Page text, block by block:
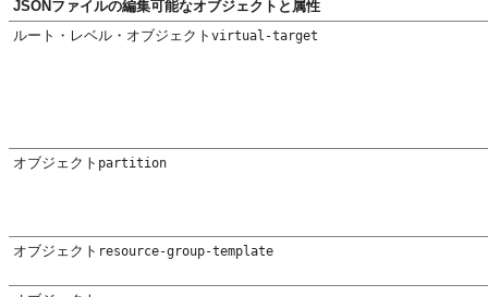
JSONファイルの編集可能なオブジェクトと属性
ルート・レベル・オブジェクト virtual-target
オブジェクト partition
オブジェクト resource-group-template